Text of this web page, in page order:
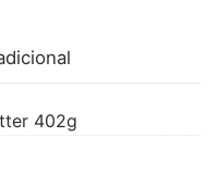
402g